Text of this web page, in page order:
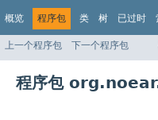
概览 程序包 类 树 已过时
上一个程序包 下一个程序包
程序包